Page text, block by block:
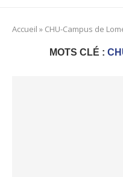
Accueil » CHU-Campus de
MOTS CLÉ :